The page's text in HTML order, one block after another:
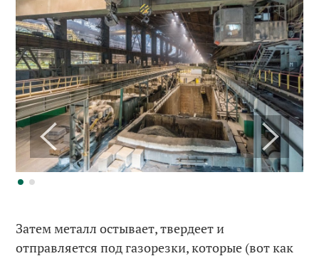
Затем металл остывает, твердеет и
отправляется под газорезки, которые (вот как